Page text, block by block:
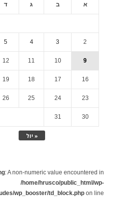
א ב ג ד
« יול
2
3
4
5
9
10
11
12
16
17
18
19
23
24
25
26
30
31
: A non-numeric value encountered in
/home/hrusco/public_html/wp-
wp_booster/td_block.php on line